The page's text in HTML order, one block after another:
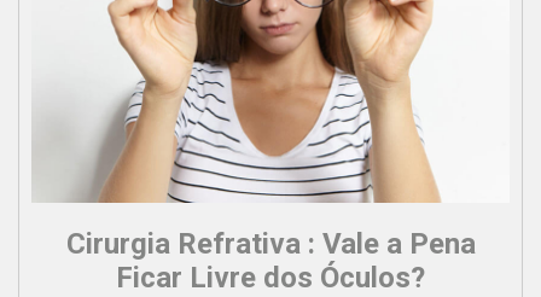
Cirurgia Refrativa : Vale a Pena
Ficar Livre dos Óculos?